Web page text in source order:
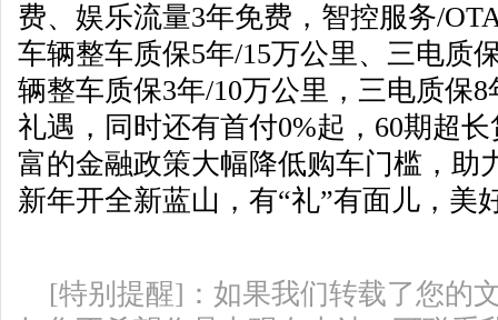
费、娱乐流量3年免费，智控服务/
车辆整车质保5年/15万公里、三电质
辆整车质保3年/10万公里，三电质保
礼遇，同时还有首付0%起，60期超
富的金融政策大幅降低购车门槛，助
新年开全新蓝山，有“礼”有面儿，美
[特别提醒]：如果我们转载了您的